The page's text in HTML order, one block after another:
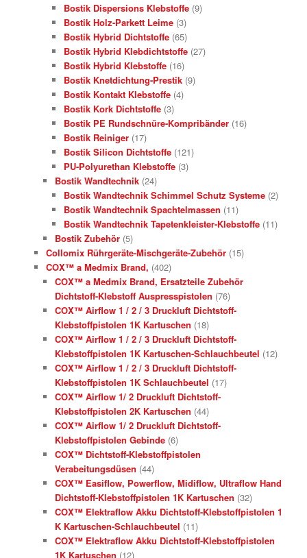
Bostik Dispersions Klebstoffe (9)
Bostik Holz-Parkett Leime (3)
Bostik Hybrid Dichtstoffe (65)
Bostik Hybrid Klebdichtstoffe (27)
Bostik Hybrid Klebstoffe (16)
Bostik Knetdichtung-Prestik (9)
Bostik Kontakt Klebstoffe (4)
Bostik Kork Dichtstoffe (3)
Bostik PE Rundschnüre-Kompribänder (16)
Bostik Reiniger (17)
Bostik Silicon Dichtstoffe (121)
PU-Polyurethan Klebstoffe (3)
Bostik Wandtechnik (24)
Bostik Wandtechnik Schimmel Schutz Systeme (2)
Bostik Wandtechnik Spachtelmassen (11)
Bostik Wandtechnik Tapetenkleister-Klebstoffe (11)
Bostik Zubehör (5)
Collomix Rührgeräte-Mischgeräte-Zubehör (15)
COX™ a Medmix Brand, (402)
COX™ a Medmix Brand, Ersatzteile Zubehör
Dichtstoff-Klebstoff Auspresspistolen (76)
COX™ Airflow 1 / 2 / 3 Druckluft Dichtstoff-
Klebstoffpistolen 1K Kartuschen (18)
COX™ Airflow 1 / 2 / 3 Druckluft Dichtstoff-
Klebstoffpistolen 1K Kartuschen-Schlauchbeutel (12)
COX™ Airflow 1 / 2 / 3 Druckluft Dichtstoff-
Klebstoffpistolen 1K Schlauchbeutel (17)
COX™ Airflow 1/ 2 Druckluft Dichtstoff-
Klebstoffpistolen 2K Kartuschen (44)
COX™ Airflow 1/ 2 Druckluft Dichtstoff-
Klebstoffpistolen Gebinde (6)
COX™ Dichtstoff-Klebstoffpistolen
Verabeitungsdüsen (44)
COX™ Easiflow, Powerflow, Midiflow, Ultraflow Hand
Dichtstoff-Klebstoffpistolen 1K Kartuschen (32)
COX™ Elektraflow Akku Dichtstoff-Klebstoffpistolen 1
K Kartuschen-Schlauchbeutel (11)
COX™ Elektraflow Akku Dichtstoff-Klebstoffpistolen
1K Kartuschen (12)